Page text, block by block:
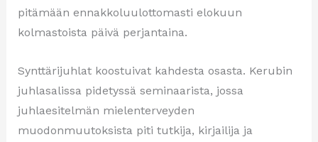
pitämään ennakkoluulottomasti elokuun
kolmastoista päivä perjantaina.
Synttärijuhlat koostuivat kahdesta osasta. Kerubin
juhlasalissa pidetyssä seminaarista, jossa
juhlaesitelmän mielenterveyden
muodonmuutoksista piti tutkija, kirjailija ja